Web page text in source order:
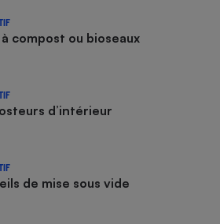
à compost ou bioseaux
d’intérieur
de mise sous vide